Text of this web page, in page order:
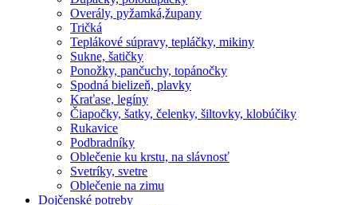
Overály, pyžamká,župany
Tričká
Teplákové súpravy, tepláčky, mikiny
Sukne, šatičky
Ponožky, pančuchy, topánočky
Spodná bielizeň, plavky
Kraťase, legíny
Čiapočky, šatky, čelenky, šiltovky, klobúčiky
Rukavice
Podbradníky
Oblečenie ku krstu, na slávnosť
Svetríky, svetre
Oblečenie na zimu
Dojčenské potreby